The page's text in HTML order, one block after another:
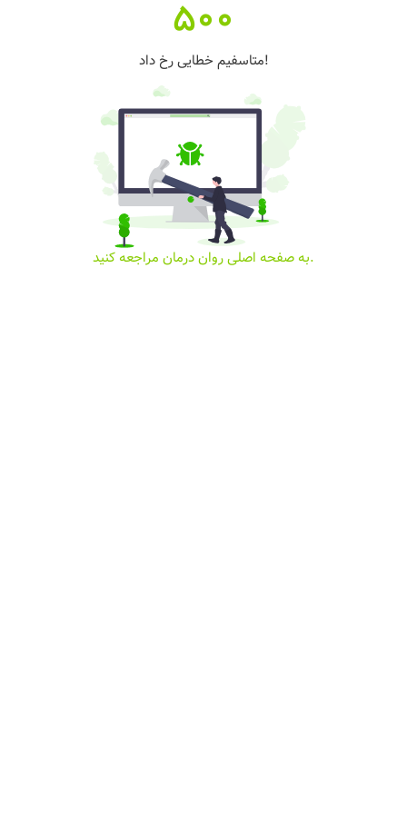
500
متاسفیم خطایی رخ داد!
به صفحه اصلی روان درمان مراجعه کنید.